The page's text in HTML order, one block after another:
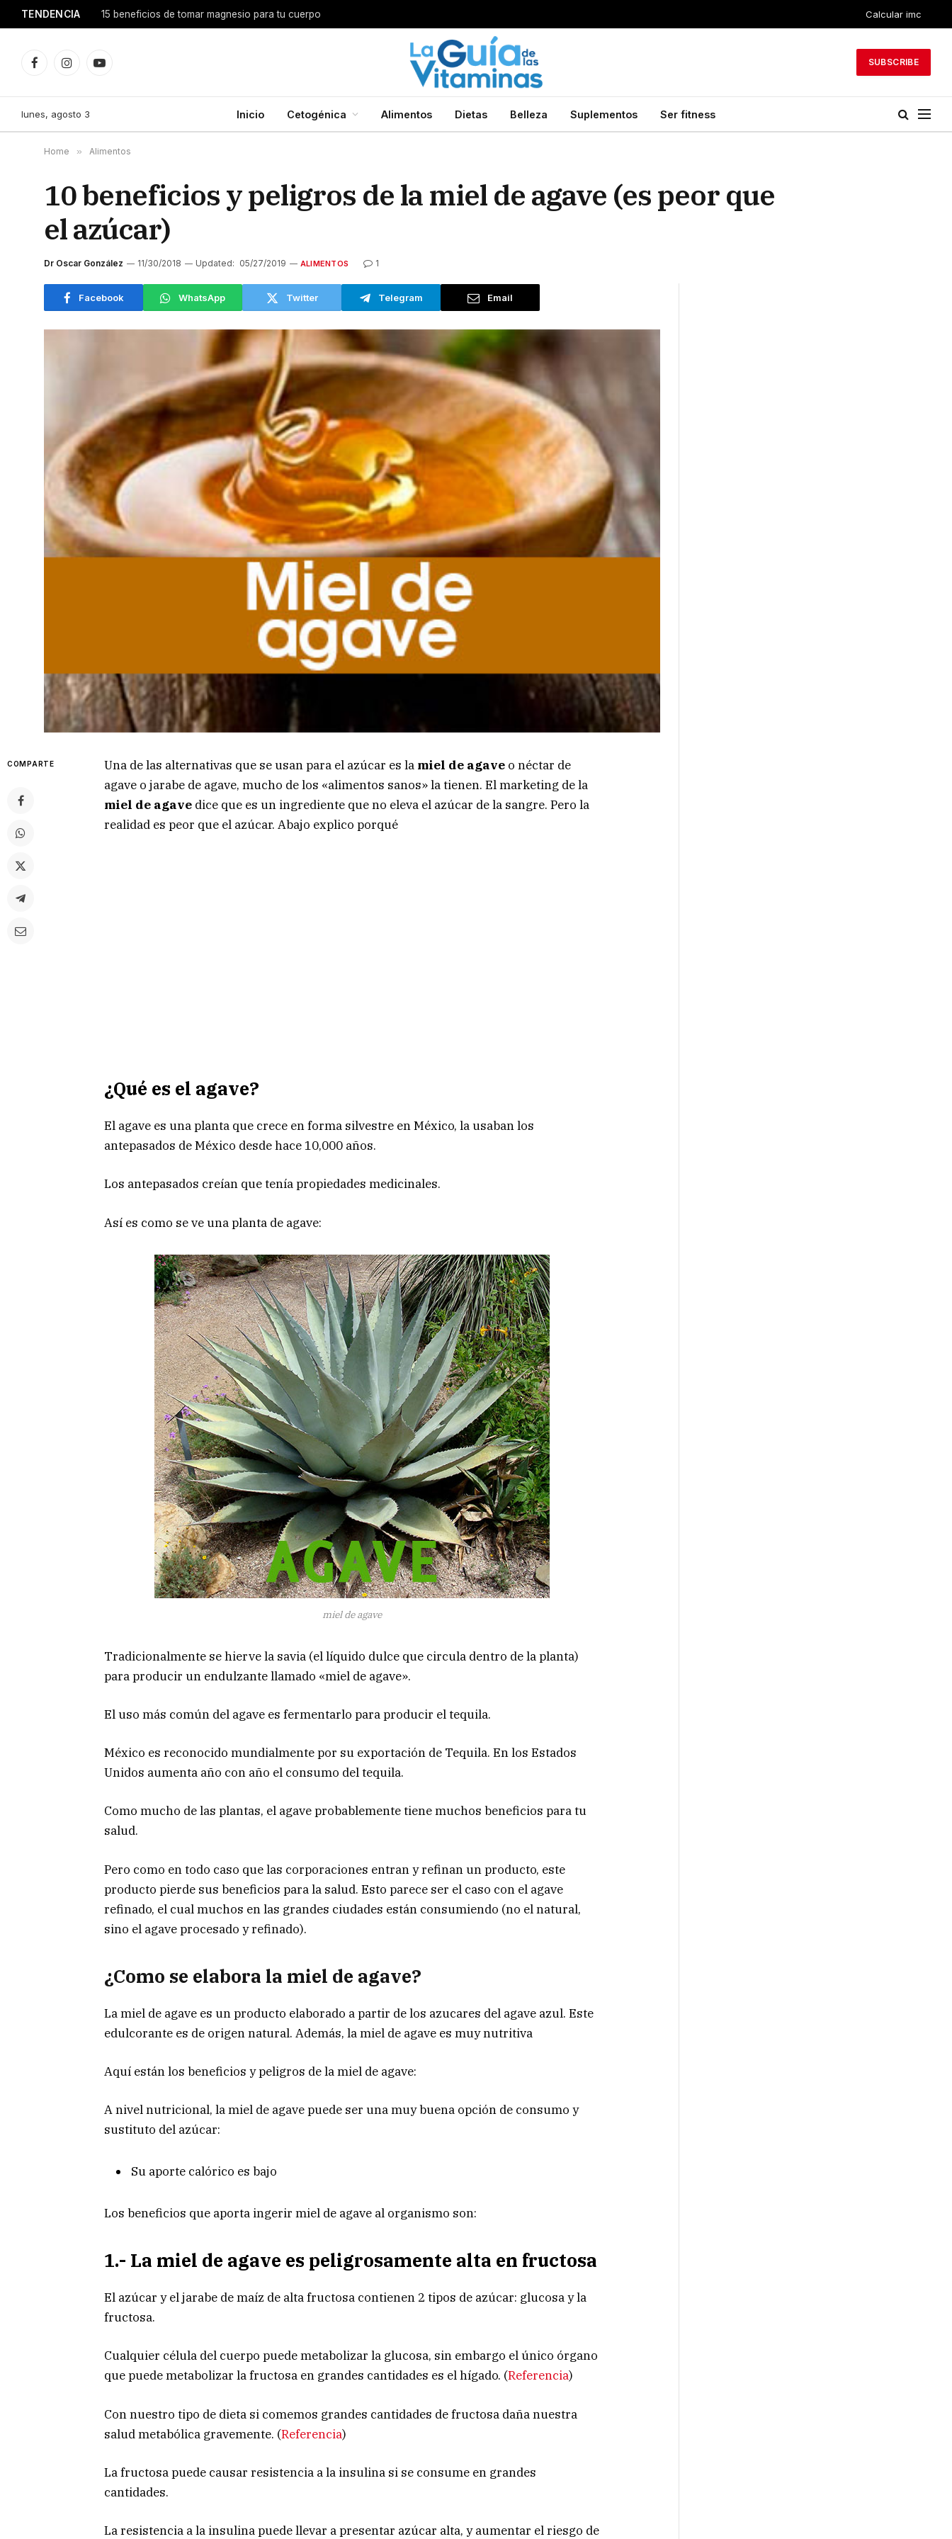
TENDENCIA 15 beneficios de tomar magnesio para tu cuerpo Calcular imc
FacebookInstagramYouTube
SUBSCRIBE
lunes, agosto 3 Inicio Cetogénica Alimentos Dietas Belleza Suplementos Ser fitness
Home » Alimentos
10 beneficios y peligros de la miel de agave (es peor que
el azúcar)
Dr Oscar González 11/30/2018 Updated: 05/27/2019 ALIMENTOS 1
Facebook WhatsApp Twitter Telegram Email
COMPARTE Una de las alternativas que se usan para el azúcar es la miel de agave o néctar de
agave o jarabe de agave, mucho de los «alimentos sanos» la tienen. El marketing de la
miel de agave dice que es un ingrediente que no eleva el azúcar de la sangre. Pero la
realidad es peor que el azúcar. Abajo explico porqué
¿Qué es el agave?
El agave es una planta que crece en forma silvestre en México, la usaban los
antepasados de México desde hace 10,000 años.
Los antepasados creían que tenía propiedades medicinales.
Así es como se ve una planta de agave:
miel de agave
Tradicionalmente se hierve la savia (el líquido dulce que circula dentro de la planta)
para producir un endulzante llamado «miel de agave».
El uso más común del agave es fermentarlo para producir el tequila.
México es reconocido mundialmente por su exportación de Tequila. En los Estados
Unidos aumenta año con año el consumo del tequila.
Como mucho de las plantas, el agave probablemente tiene muchos beneficios para tu
salud.
Pero como en todo caso que las corporaciones entran y refinan un producto, este
producto pierde sus beneficios para la salud. Esto parece ser el caso con el agave
refinado, el cual muchos en las grandes ciudades están consumiendo (no el natural,
sino el agave procesado y refinado).
¿Como se elabora la miel de agave?
La miel de agave es un producto elaborado a partir de los azucares del agave azul. Este
edulcorante es de origen natural. Además, la miel de agave es muy nutritiva
Aquí están los beneficios y peligros de la miel de agave:
A nivel nutricional, la miel de agave puede ser una muy buena opción de consumo y
sustituto del azúcar:
Su aporte calórico es bajo
Los beneficios que aporta ingerir miel de agave al organismo son:
1.- La miel de agave es peligrosamente alta en fructosa
El azúcar y el jarabe de maíz de alta fructosa contienen 2 tipos de azúcar: glucosa y la
fructosa.
Cualquier célula del cuerpo puede metabolizar la glucosa, sin embargo el único órgano
que puede metabolizar la fructosa en grandes cantidades es el hígado. (Referencia)
Con nuestro tipo de dieta si comemos grandes cantidades de fructosa daña nuestra
salud metabólica gravemente. (Referencia)
La fructosa puede causar resistencia a la insulina si se consume en grandes
cantidades.
La resistencia a la insulina puede llevar a presentar azúcar alta, y aumentar el riesgo de